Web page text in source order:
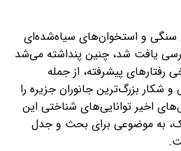
سنگی و استخوان‌های سیاه‌شده‌ای
یافت شد، چنین پنداشته می‌شد
رفتارهای پیشرفته، از جمله
شکار بزرگ‌ترین جانوران جزیره را
اخیر توانایی‌های شناختی این
به موضوعی برای بحث و جدل